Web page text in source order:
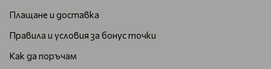
Плащане и доставка
Правила и условия за бонус точки
Как да поръчам